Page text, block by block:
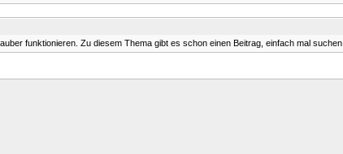
funktionieren. Zu diesem Thema gibt es schon einen Beitrag, einfach mal suchen.